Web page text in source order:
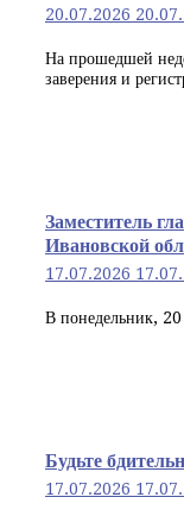
20.07.2026
На прошедшей
заверения и
Заместитель
Ивановской
17.07.2026
В понедельник,
Будьте
17.07.2026